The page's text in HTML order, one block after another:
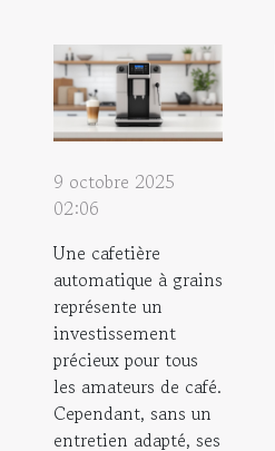
9 octobre 2025
02:06
Une cafetière
automatique à grains
représente un
investissement
précieux pour tous
les amateurs de café.
Cependant, sans un
entretien adapté, ses